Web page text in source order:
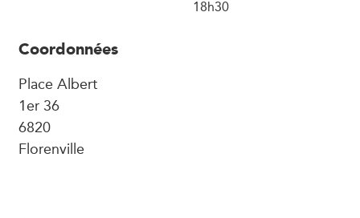
18h30
Coordonnées
Place Albert
1er 36
6820
Florenville